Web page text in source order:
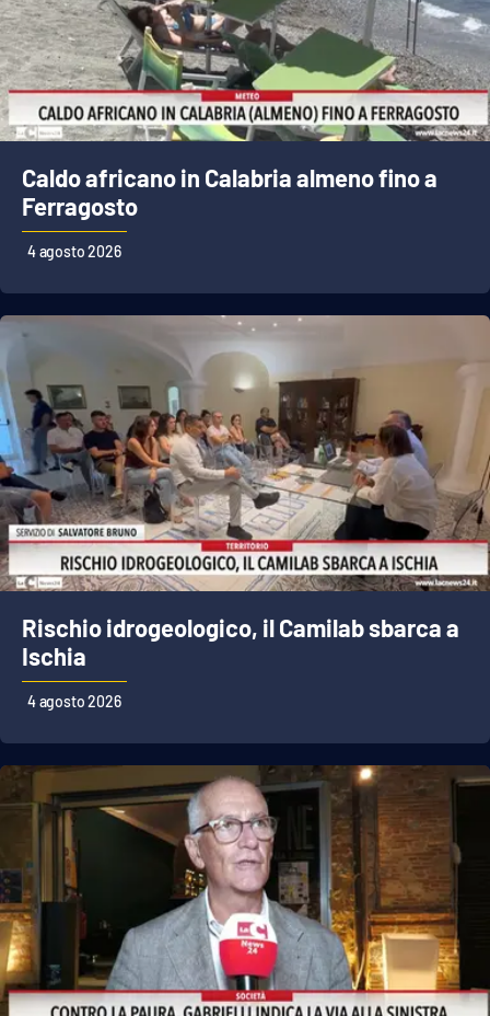
Caldo africano in Calabria almeno fino a
Ferragosto
4 agosto 2026
Rischio idrogeologico, il Camilab sbarca a
Ischia
4 agosto 2026